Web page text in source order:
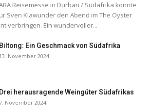
Reisemesse in Durban / Südafrika konnte
Sven Klawunder den Abend im The Oyster
verbringen. Ein wundervoller...
Biltong: Ein Geschmack von Südafrika
13. November 2024
Drei herausragende Weingüter Südafrikas
November 2024